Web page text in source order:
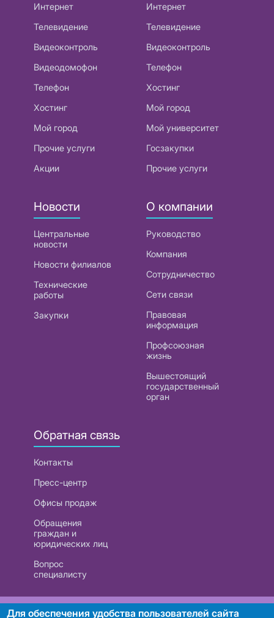
Интернет
Телевидение
Видеоконтроль
Видеодомофон
Телефон
Хостинг
Мой город
Прочие услуги
Акции
Интернет
Телевидение
Видеоконтроль
Телефон
Хостинг
Мой город
Мой университет
Госзакупки
Прочие услуги
Новости
Центральные
новости
Новости филиалов
Технические
работы
Закупки
О компании
Руководство
Компания
Сотрудничество
Сети связи
Правовая
информация
Профсоюзная
жизнь
Вышестоящий
государственный
орган
Обратная связь
Контакты
Пресс-центр
Офисы продаж
Обращения
граждан и
юридических лиц
Вопрос
специалисту
РУП «Белтелеком». УНП 101007741
Для обеспечения удобства пользователей сайта